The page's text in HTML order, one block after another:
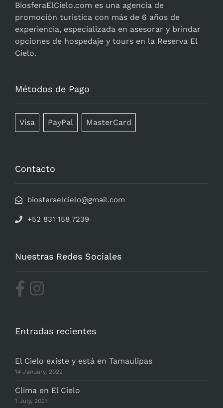
BiosferaElCielo.com es una agencia de
promoción turistica con más de 6 años de
experiencia, especializada en asesorar y brindar
opciones de hospedaje y tours en la Reserva El
Cielo.
Métodos de Pago
Visa PayPal MasterCard
Contacto
biosferaelcielo@gmail.com
+52 831 158 7239
Nuestras Redes Sociales
Entradas recientes
El Cielo existe y está en Tamaulipas
14 January, 2022
Clima en El Cielo
1 July, 2021